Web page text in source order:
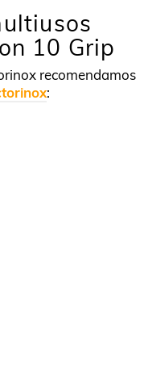
10 Grip
recomendamos
: